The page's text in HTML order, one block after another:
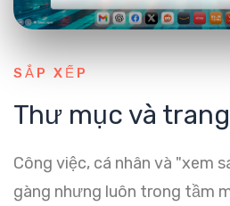
SẮP XẾP
Thư mục và trang
Công việc, cá nhân và "xem
gàng nhưng luôn trong tầm